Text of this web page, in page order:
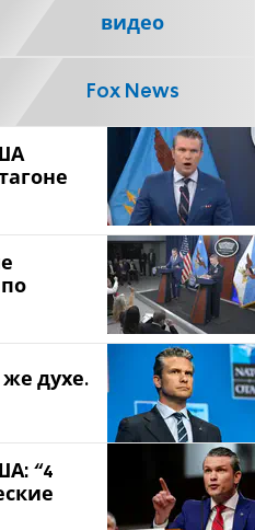
духе.
“4
видео
Fox News